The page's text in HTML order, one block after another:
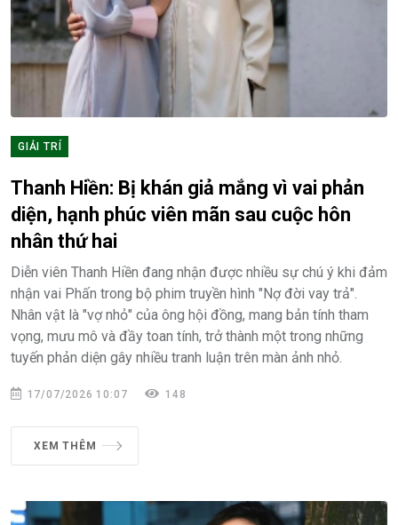
GIẢI TRÍ
Thanh Hiền: Bị khán giả mắng vì vai phản
diện, hạnh phúc viên mãn sau cuộc hôn
nhân thứ hai
Diễn viên Thanh Hiền đang nhận được nhiều sự chú ý khi đảm
nhận vai Phấn trong bộ phim truyền hình "Nợ đời vay trả".
Nhân vật là "vợ nhỏ" của ông hội đồng, mang bản tính tham
vọng, mưu mô và đầy toan tính, trở thành một trong những
tuyến phản diện gây nhiều tranh luận trên màn ảnh nhỏ.
17/07/2026 10:07 148
XEM THÊM